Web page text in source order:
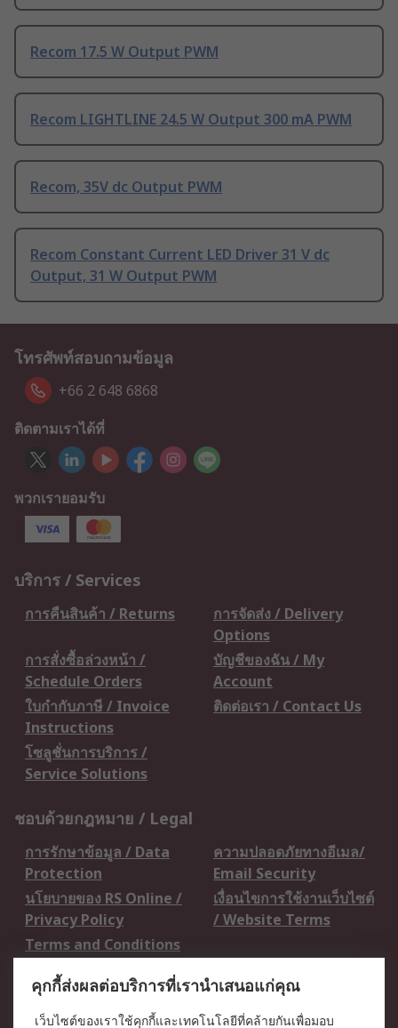
Recom 17.5 W Output PWM
Recom LIGHTLINE 24.5 W Output 300 mA PWM
Recom, 35V dc Output PWM
Recom Constant Current LED Driver 31 V dc
Output, 31 W Output PWM
โทรศัพท์สอบถามข้อมูล
+66 2 648 6868
ติดตามเราได้ที่
พวกเรายอมรับ
บริการ / Services
การคืนสินค้า / Returns
การจัดส่ง / Delivery
Options
การสั่งซื้อล่วงหน้า /
Schedule Orders
บัญชีของฉัน / My
Account
ใบกำกับภาษี / Invoice
Instructions
ติดต่อเรา / Contact Us
โซลูชั่นการบริการ /
Service Solutions
ชอบด้วยกฎหมาย / Legal
การรักษาข้อมูล / Data
Protection
ความปลอดภัยทางอีเมล/
Email Security
นโยบายของ RS Online /
Privacy Policy
เงื่อนไขการใช้งานเว็บไซต์
/ Website Terms
Terms and Conditions
เกี่ยวกับ RS / About RS
คุกกี้ส่งผลต่อบริการที่เรานำเสนอแก่คุณ
เว็บไซต์ของเราใช้คุกกี้และเทคโนโลยีที่คล้ายกันเพื่อมอบ